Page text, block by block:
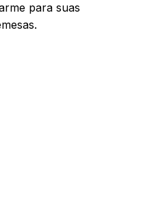
para suas